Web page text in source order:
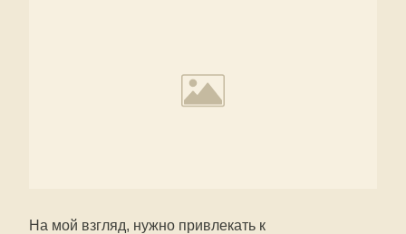
На мой взгляд, нужно привлекать к